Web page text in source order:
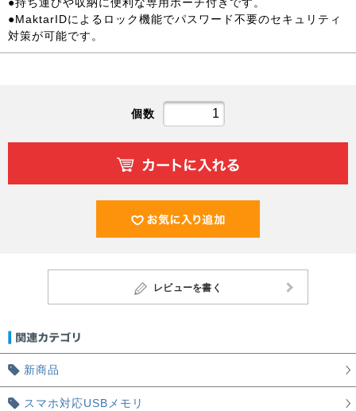
●持ち運びや収納に便利な専用ポーチ付きです。
●MaktarIDによるロック機能でパスワード不要のセキュリティ
対策が可能です。
個数
レビューを書く
新商品
スマホ対応USBメモリ